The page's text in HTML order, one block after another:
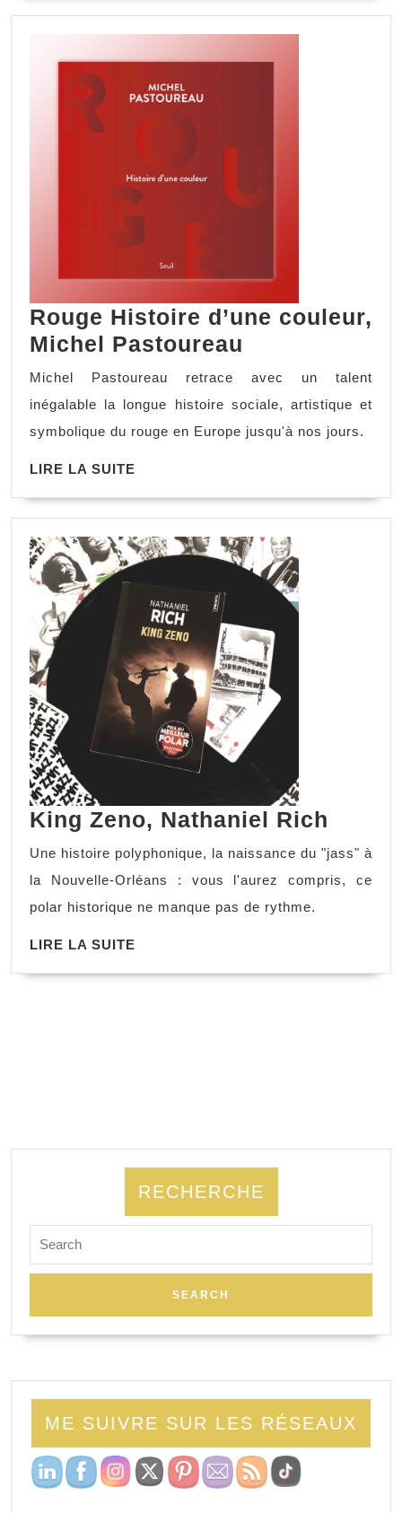
Rouge Histoire d’une couleur,
Michel Pastoureau
Michel Pastoureau retrace avec un talent
inégalable la longue histoire sociale, artistique et
symbolique du rouge en Europe jusqu'à nos jours.
LIRE LA SUITE
King Zeno, Nathaniel Rich
Une histoire polyphonique, la naissance du "jass" à
la Nouvelle-Orléans : vous l'aurez compris, ce
polar historique ne manque pas de rythme.
LIRE LA SUITE
RECHERCHE
ME SUIVRE SUR LES RÉSEAUX